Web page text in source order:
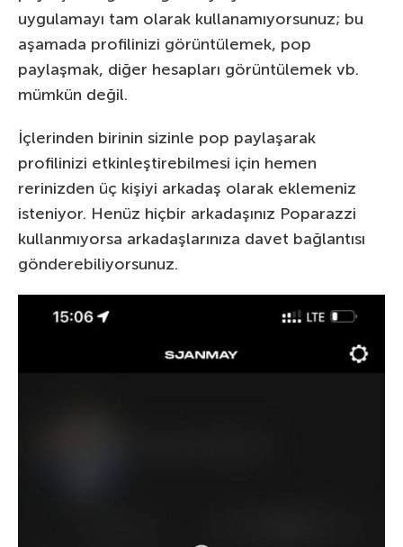
uygulamayı tam olarak kullanamıyorsunuz; bu
aşamada profilinizi görüntülemek, pop
paylaşmak, diğer hesapları görüntülemek vb.
mümkün değil.
İçlerinden birinin sizinle pop paylaşarak
profilinizi etkinleştirebilmesi için hemen
rerinizden üç kişiyi arkadaş olarak eklemeniz
isteniyor. Henüz hiçbir arkadaşınız Poparazzi
kullanmıyorsa arkadaşlarınıza davet bağlantısı
gönderebiliyorsunuz.